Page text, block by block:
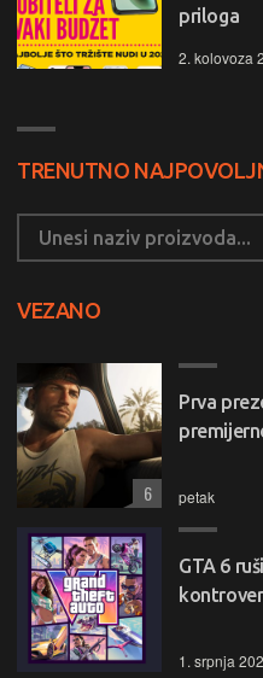
priloga
2. kolovoza
TRENUTNO
VEZANO
Prva
petak
6
GTA 6
1. srpnja